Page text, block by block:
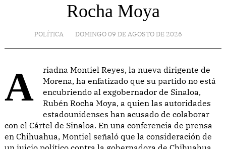
Rocha Moya
POLÍTICA DOMINGO 09 DE AGOSTO DE 2026
Ariadna Montiel Reyes, la nueva dirigente de
Morena, ha enfatizado que su partido no está
encubriendo al exgobernador de Sinaloa,
Rubén Rocha Moya, a quien las autoridades
estadounidenses han acusado de colaborar
con el Cártel de Sinaloa. En una conferencia de prensa
en Chihuahua, Montiel señaló que la consideración de